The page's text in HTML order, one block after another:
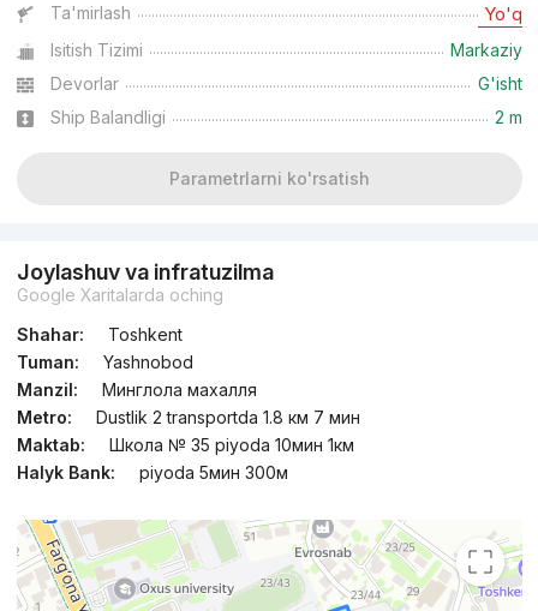
Ta'mirlash Yo'q
Isitish Tizimi
Markaziy
Devorlar
G'isht
Ship Balandligi
2 m
Parametrlarni ko'rsatish
Joylashuv va infratuzilma
Google Xaritalarda oching
Shahar:
Toshkent
Tuman:
Yashnobod
Manzil:
Минглола махалля
Metro:
Dustlik 2 transportda 1.8 км 7 мин
Maktab:
Школа № 35 piyoda 10мин 1км
Halyk Bank:
piyoda 5мин 300м